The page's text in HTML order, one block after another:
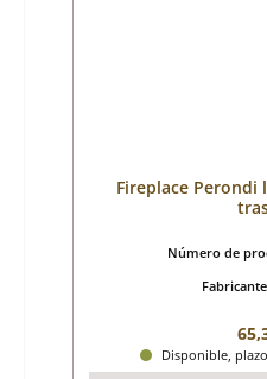
Fireplace
Número de
Disponible,